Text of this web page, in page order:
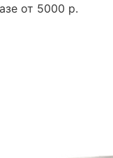
от 5000 р.